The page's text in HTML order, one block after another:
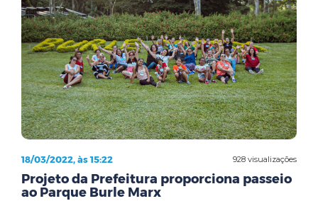
928 visualizações
18/03/2022, às 15:22
Projeto da Prefeitura proporciona passeio
ao Parque Burle Marx